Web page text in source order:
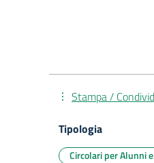
Stampa /
Tipologia
Circolari per Alunni